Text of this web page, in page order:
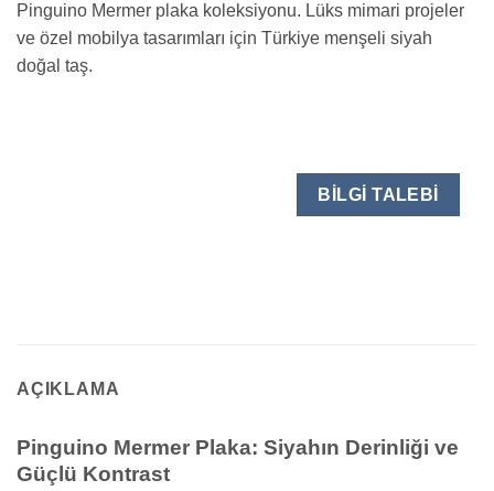
Pinguino Mermer plaka koleksiyonu. Lüks mimari projeler
ve özel mobilya tasarımları için Türkiye menşeli siyah
doğal taş.
BILGI TALEBI
AÇIKLAMA
Pinguino Mermer Plaka: Siyahın Derinliği ve
Güçlü Kontrast